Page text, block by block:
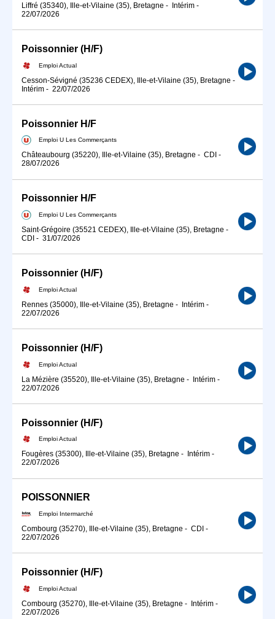
Liffré (35340), Ille-et-Vilaine (35), Bretagne - Intérim -
22/07/2026
Poissonnier (H/F)
Emploi Actual
Cesson-Sévigné (35236 CEDEX), Ille-et-Vilaine (35), Bretagne -
Intérim - 22/07/2026
Poissonnier H/F
Emploi U Les Commerçants
Châteaubourg (35220), Ille-et-Vilaine (35), Bretagne - CDI -
28/07/2026
Poissonnier H/F
Emploi U Les Commerçants
Saint-Grégoire (35521 CEDEX), Ille-et-Vilaine (35), Bretagne -
CDI - 31/07/2026
Poissonnier (H/F)
Emploi Actual
Rennes (35000), Ille-et-Vilaine (35), Bretagne - Intérim -
22/07/2026
Poissonnier (H/F)
Emploi Actual
La Mézière (35520), Ille-et-Vilaine (35), Bretagne - Intérim -
22/07/2026
Poissonnier (H/F)
Emploi Actual
Fougères (35300), Ille-et-Vilaine (35), Bretagne - Intérim -
22/07/2026
POISSONNIER
Emploi Intermarché
Combourg (35270), Ille-et-Vilaine (35), Bretagne - CDI -
22/07/2026
Poissonnier (H/F)
Emploi Actual
Combourg (35270), Ille-et-Vilaine (35), Bretagne - Intérim -
22/07/2026